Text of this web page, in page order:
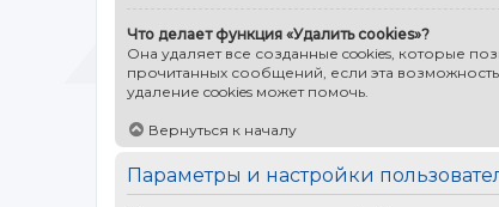
Что делает функция «Удалить cookies»?
Она удаляет все созданные cookies, которые
прочитанных сообщений, если эта
удаление cookies может помочь.
Вернуться к началу
Параметры и настройки